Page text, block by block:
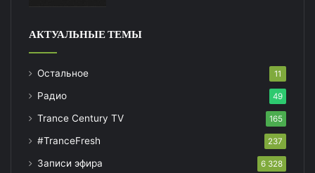
АКТУАЛЬНЫЕ ТЕМЫ
Остальное 11
Радио 49
Trance Century TV 165
#TranceFresh 237
Записи эфира 6 328